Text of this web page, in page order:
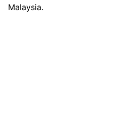
Malaysia.